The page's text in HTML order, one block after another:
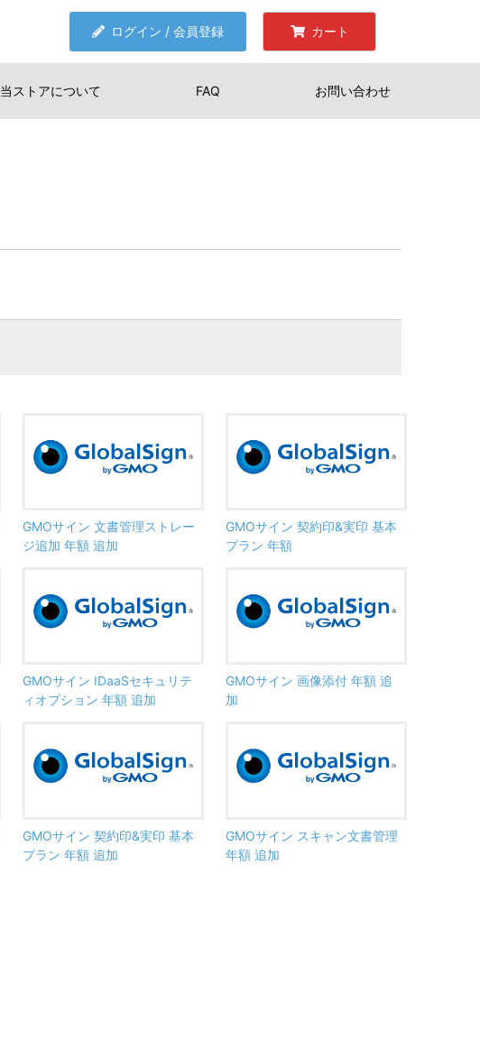
ログイン / 会員登録 カート
当ストアについて FAQ お問い合わせ
GMOサイン 文書管理ストレー
ジ追加 年額 追加
GMOサイン 契約印&実印 基本
プラン 年額
GMOサイン IDaaSセキュリテ
ィオプション 年額 追加
GMOサイン 画像添付 年額 追
加
GMOサイン 契約印&実印 基本
プラン 年額 追加
GMOサイン スキャン文書管理
年額 追加